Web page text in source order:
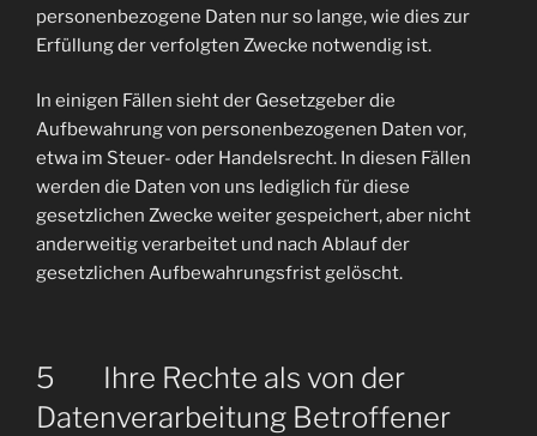
personenbezogene Daten nur so lange, wie dies zur
Erfüllung der verfolgten Zwecke notwendig ist.
In einigen Fällen sieht der Gesetzgeber die
Aufbewahrung von personenbezogenen Daten vor,
etwa im Steuer- oder Handelsrecht. In diesen Fällen
werden die Daten von uns lediglich für diese
gesetzlichen Zwecke weiter gespeichert, aber nicht
anderweitig verarbeitet und nach Ablauf der
gesetzlichen Aufbewahrungsfrist gelöscht.
5 Ihre Rechte als von der
Datenverarbeitung Betroffener